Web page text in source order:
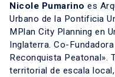
Nicole Pumarino es
Urbano de la Pontificia
MPlan City Planning en
Inglaterra. Co-
Reconquista Peatonal».
territorial de escala